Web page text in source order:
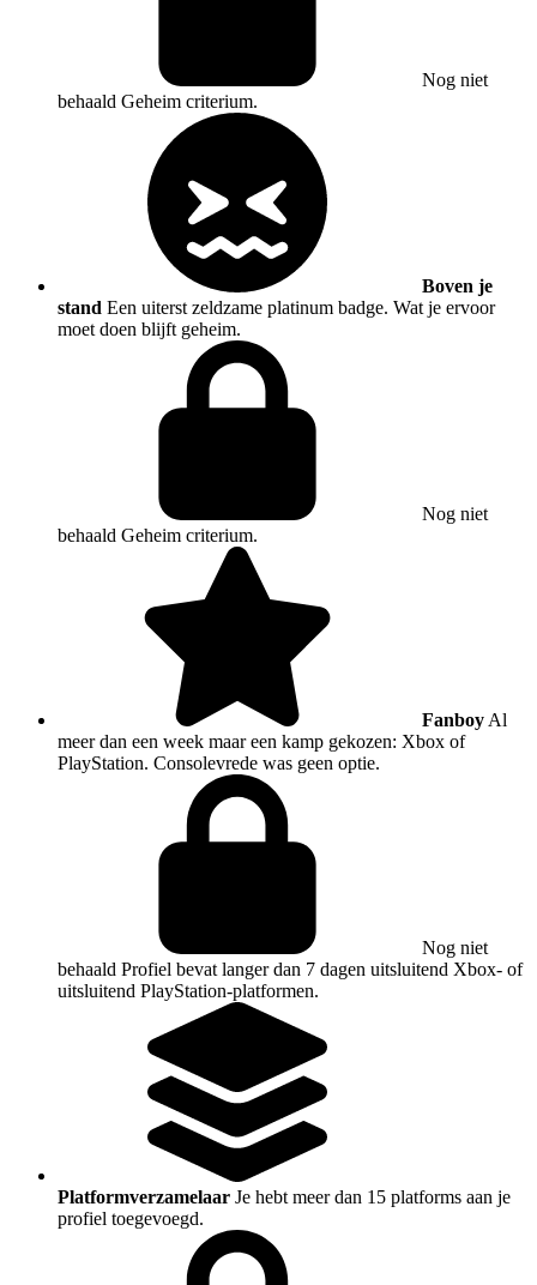
Nog niet
behaald Geheim criterium.
Boven je
stand Een uiterst zeldzame platinum badge. Wat je ervoor
moet doen blijft geheim.
Nog niet
behaald Geheim criterium.
Fanboy Al
meer dan een week maar een kamp gekozen: Xbox of
PlayStation. Consolevrede was geen optie.
Nog niet
behaald Profiel bevat langer dan 7 dagen uitsluitend Xbox- of
uitsluitend PlayStation-platformen.
Platformverzamelaar Je hebt meer dan 15 platforms aan je
profiel toegevoegd.